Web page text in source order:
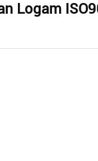
Logam